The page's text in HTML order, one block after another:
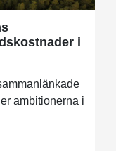
i
ambitionerna i